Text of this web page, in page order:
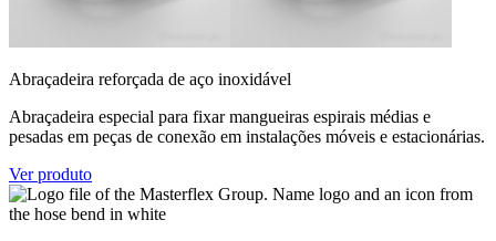
Abraçadeira reforçada de aço inoxidável
Abraçadeira especial para fixar mangueiras espirais médias e
pesadas em peças de conexão em instalações móveis e estacionárias.
Ver produto